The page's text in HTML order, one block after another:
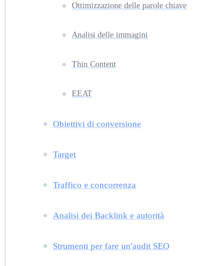
Ottimizzazione delle parole chiave
Analisi delle immagini
Thin Content
EEAT
Obiettivi di conversione
Target
Traffico e concorrenza
Analisi dei Backlink e autorità
Strumenti per fare un'audit SEO